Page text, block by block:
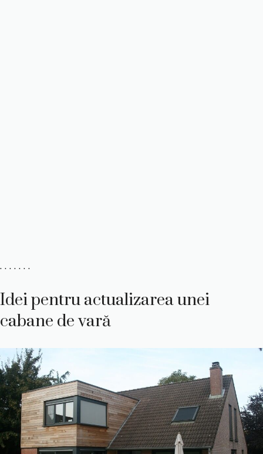
. . . . . . .
Idei pentru actualizarea unei
cabane de vară